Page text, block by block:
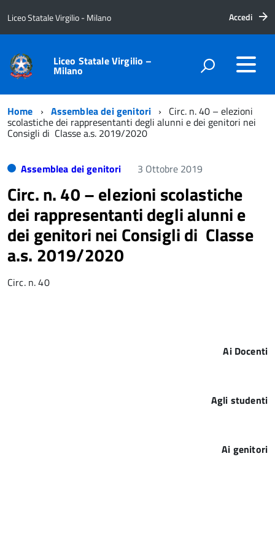
Liceo Statale Virgilio - Milano Accedi
Liceo Statale Virgilio –
Milano
Home Assemblea dei genitori Circ. n. 40 – elezioni
scolastiche dei rappresentanti degli alunni e dei genitori nei
Consigli di Classe a.s. 2019/2020
Assemblea dei genitori 3 Ottobre 2019
Circ. n. 40 – elezioni scolastiche
dei rappresentanti degli alunni e
dei genitori nei Consigli di Classe
a.s. 2019/2020
Circ. n. 40
Ai Docenti
Agli studenti
Ai genitori